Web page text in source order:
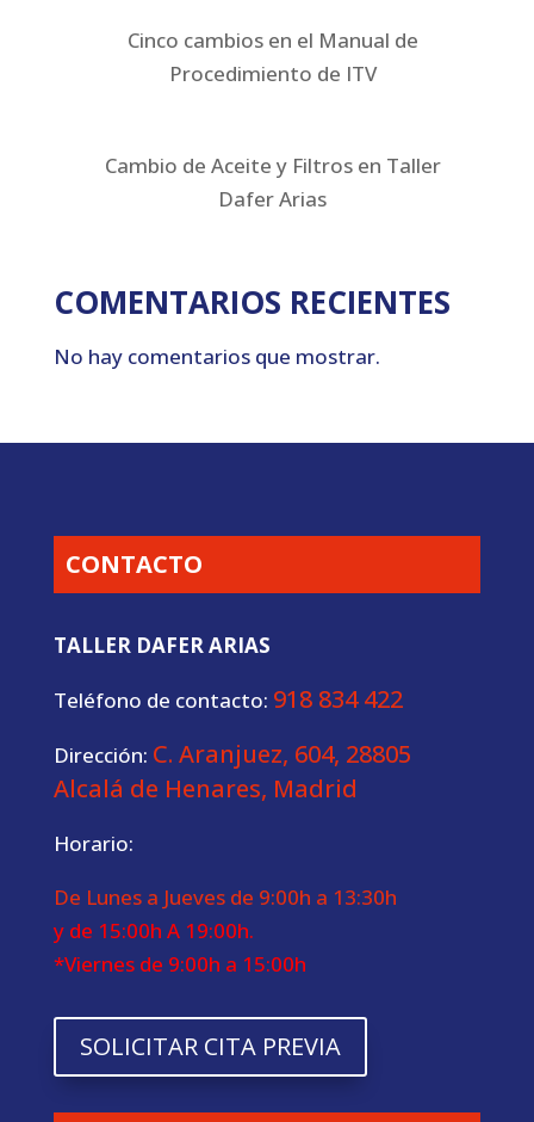
Cinco cambios en el Manual de
Procedimiento de ITV
Cambio de Aceite y Filtros en Taller
Dafer Arias
COMENTARIOS RECIENTES
No hay comentarios que mostrar.
CONTACTO
TALLER DAFER ARIAS
Teléfono de contacto: 918 834 422
Dirección: C. Aranjuez, 604, 28805
Alcalá de Henares, Madrid
Horario:
De Lunes a Jueves de 9:00h a 13:30h
y de 15:00h A 19:00h.
*Viernes de 9:00h a 15:00h
SOLICITAR CITA PREVIA